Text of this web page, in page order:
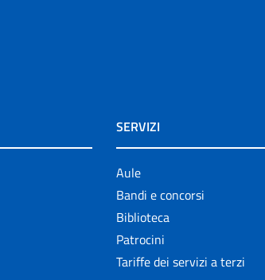
SERVIZI
Aule
Bandi e concorsi
Biblioteca
Patrocini
Tariffe dei servizi a terzi